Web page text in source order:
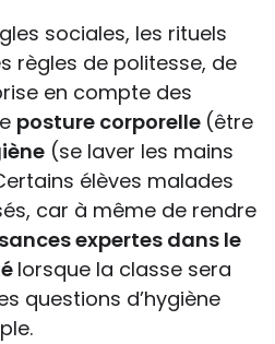
sociales, les rituels
règles de politesse, de
en compte des
posture corporelle (être
(se laver les mains
élèves malades
car à même de rendre
expertes dans le
lorsque la classe sera
questions d’hygiène